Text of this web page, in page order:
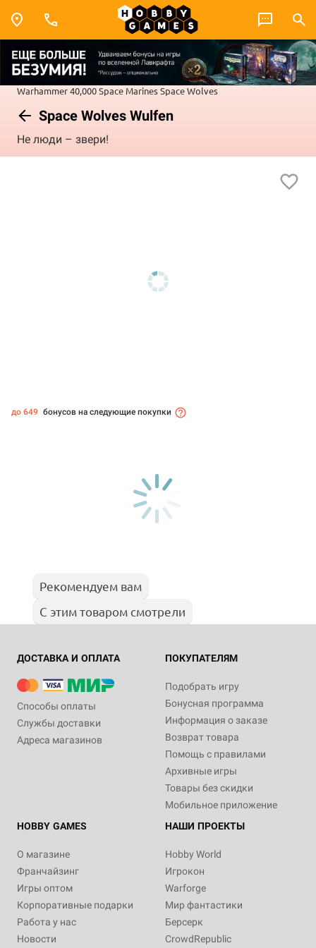
Warhammer 40,000Space MarinesSpace Wolves
Space Wolves Wulfen
Не люди – звери!
до 649 бонусов на следующие покупки
Рекомендуем вам
С этим товаром смотрели
ДОСТАВКА И ОПЛАТА
Способы оплаты
Службы доставки
Адреса магазинов
ПОКУПАТЕЛЯМ
Подобрать игру
Бонусная программа
Информация о заказе
Возврат товара
Помощь с правилами
Архивные игры
Товары без скидки
Мобильное приложение
HOBBY GAMES
О магазине
Франчайзинг
Игры оптом
Корпоративные подарки
Работа у нас
Новости
НАШИ ПРОЕКТЫ
Hobby World
Игрокон
Warforge
Мир фантастики
Берсерк
CrowdRepublic